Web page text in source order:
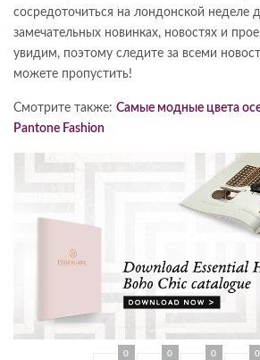
сосредоточиться на лондонской неделе
замечательных новинках, новостях и
увидим, поэтому следите за всеми
можете пропустить!
Смотрите также: Самые модные цвета
Pantone Fashion
0 0 0 0